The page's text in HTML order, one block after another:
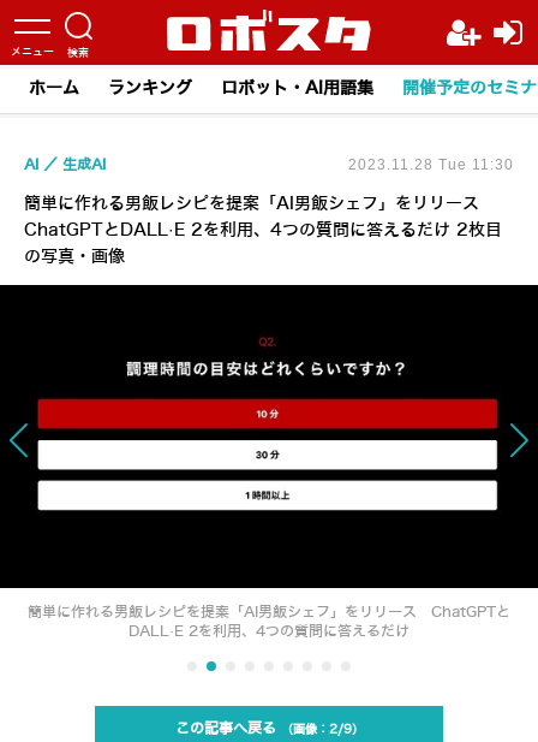
ホーム ランキング ロボット・AI用語集 開催予定のセミ
簡単に作れる男飯レシピを提案「AI男飯シェフ」をリリース
ChatGPTとDALL·E 2を利用、4つの質問に答えるだけ 2枚目
の写真・画像
AI 生成AI 2023.11.28 Tue 11:30
簡単に作れる男飯レシピを提案「AI男飯シェフ」をリリース ChatGPTと
DALL·E 2を利用、4つの質問に答えるだけ
この記事へ戻る 2/9